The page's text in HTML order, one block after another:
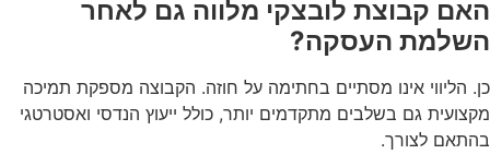
קבוצת לובצקי מלווה גם לאחר
העסקה?
הליווי אינו מסתיים בחתימה על חוזה. הקבוצה מספקת תמיכה
גם בשלבים מתקדמים יותר, כולל ייעוץ הנדסי ואסטרטגי
לצורך.